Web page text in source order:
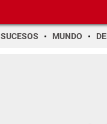
SUCESOS MUNDO